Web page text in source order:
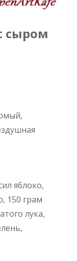
сыром
яблоко,
150 грам
лука,